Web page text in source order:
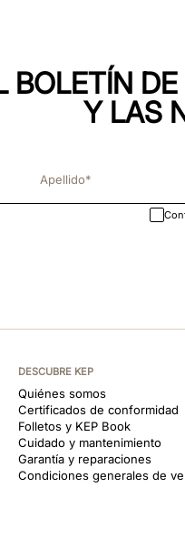
BOLETÍN
Y LAS
DESCUBRE KEP
Quiénes somos
Certificados de conformidad
Folletos y KEP Book
Cuidado y mantenimiento
Garantía y reparaciones
Condiciones generales de